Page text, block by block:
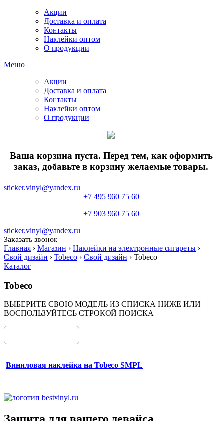
Акции
Доставка и оплата
Контакты
Наклейки оптом
О продукции
Меню
Акции
Доставка и оплата
Контакты
Наклейки оптом
О продукции
Ваша корзина пуста. Перед тем, как оформить
заказ, добавьте в корзину желаемые товары.
sticker.vinyl@yandex.ru
+7 495 960 75 60
+7 903 960 75 60
sticker.vinyl@yandex.ru
Заказать звонок
Главная › Магазин › Наклейки на электронные сигареты ›
Свой дизайн › Tobeco › Свой дизайн › Tobeco
Каталог
Tobeco
ВЫБЕРИТЕ СВОЮ МОДЕЛЬ ИЗ СПИСКА НИЖЕ ИЛИ
ВОСПОЛЬЗУЙТЕСЬ СТРОКОЙ ПОИСКА
Виниловая наклейка на Tobeco SMPL